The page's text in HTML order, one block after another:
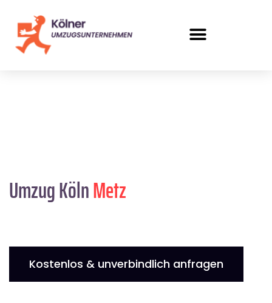
Umzug KölnMetz
Kostenlos & unverbindlich anfragen